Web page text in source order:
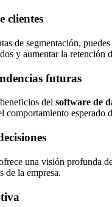
clientes
de segmentación,
y aumentar la retención
futuras
del software de
comportamiento esperado
una visión profunda
de la empresa.